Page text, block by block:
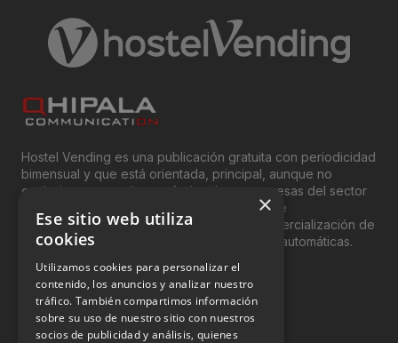
Hostel Vending es una publicación gratuita con periodicidad
bimensual y que está orientada, principal, aunque no
exclusivamente, a los profesionales y empresas del sector
del “Vending”; nombre con el que se conoce
genéricamente entre profesionales a la comercialización de
productos y servicios a través de máquinas automáticas.
INFORMACIÓN LEGAL
Aviso Legal
×
Ese sitio web utiliza
cookies
Utilizamos cookies para personalizar el
contenido, los anuncios y analizar nuestro
tráfico. También compartimos información
sobre su uso de nuestro sitio con nuestros
socios de publicidad y análisis, quienes